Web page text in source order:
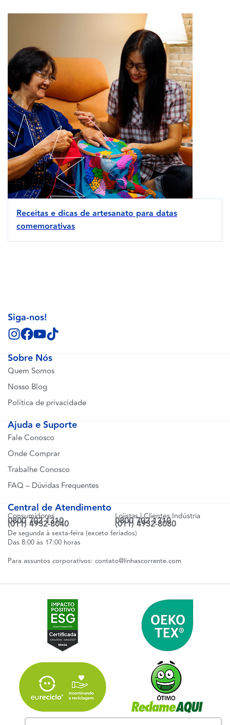
Receitas e dicas de artesanato para datas
comemorativas
Sobre Nós
Quem Somos
Nosso Blog
Política de privacidade
Ajuda e Suporte
Fale Conosco
Onde Comprar
Trabalhe Conosco
FAQ – Dúvidas Frequentes
Central de Atendimento
Consumidores
0800 702 1310
(011) 4932-8040
Lojistas | Clientes Indústria
0800 702 1310
(011) 4932-8080
De segunda à sexta-feira (exceto feriados)
Das 8:00 às 17:00 horas
Para assuntos corporativos: contato@linhascorrente.com
Siga-nos!